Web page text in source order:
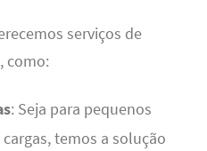
serviços de
como:
: Seja para pequenos
temos a solução